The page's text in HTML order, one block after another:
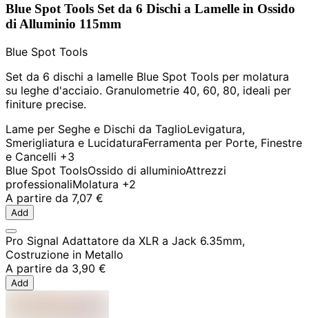
Blue Spot Tools Set da 6 Dischi a Lamelle in Ossido
di Alluminio 115mm
Blue Spot Tools
Set da 6 dischi a lamelle Blue Spot Tools per molatura
su leghe d'acciaio. Granulometrie 40, 60, 80, ideali per
finiture precise.
Lame per Seghe e Dischi da TaglioLevigatura,
Smerigliatura e LucidaturaFerramenta per Porte, Finestre
e Cancelli +3
Blue Spot ToolsOssido di alluminioAttrezzi
professionaliMolatura +2
A partire da 7,07 €
Add
Pro Signal Adattatore da XLR a Jack 6.35mm,
Costruzione in Metallo
A partire da 3,90 €
Add